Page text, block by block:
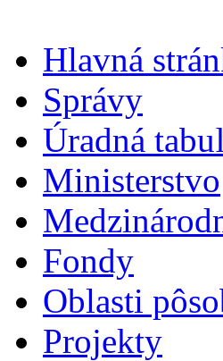
Hlavná
Správy
Úradná
Ministerstvo
Fondy
Oblasti
Projekty